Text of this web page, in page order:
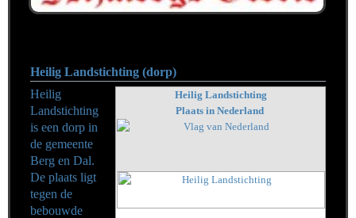
Heilig Landstichting (dorp)
Heilig Landstichting
Plaats in Nederland
Heilig
Landstichting
is een dorp in
de gemeente
Berg en Dal.
De plaats ligt
tegen de
bebouwde